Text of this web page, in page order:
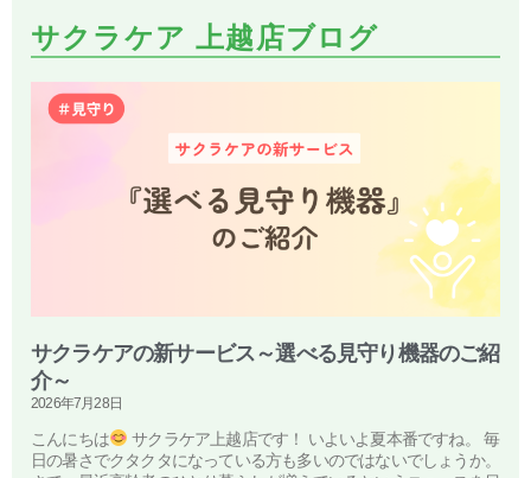
サクラケア 上越店ブログ
サクラケアの新サービス～選べる見守り機器のご紹
介～
2026年7月28日
こんにちは
サクラケア上越店です！ いよいよ夏本番ですね。 毎
日の暑さでクタクタになっている方も多いのではないでしょうか。